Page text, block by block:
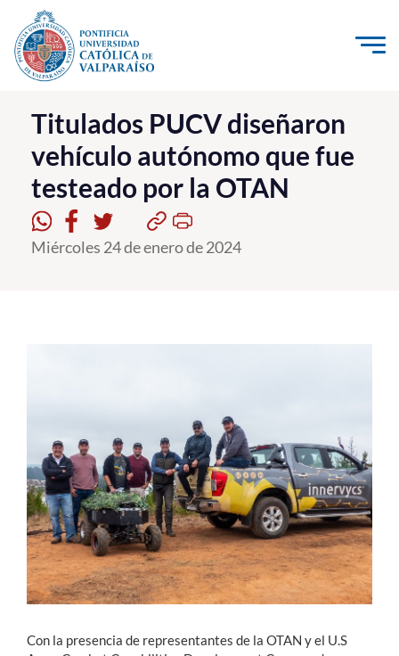
Click acá para ir directamente al contenido
La Universidad
Investigación, Creación e Innovación
PUCV Internacional
Vinculación con el Medio
Estudiantes
Académicos
Funcionarios
Alumni
Titulados PUCV diseñaron
vehículo autónomo que fue
testeado por la OTAN
Miércoles 24 de enero de 2024
Con la presencia de representantes de la OTAN y el U.S